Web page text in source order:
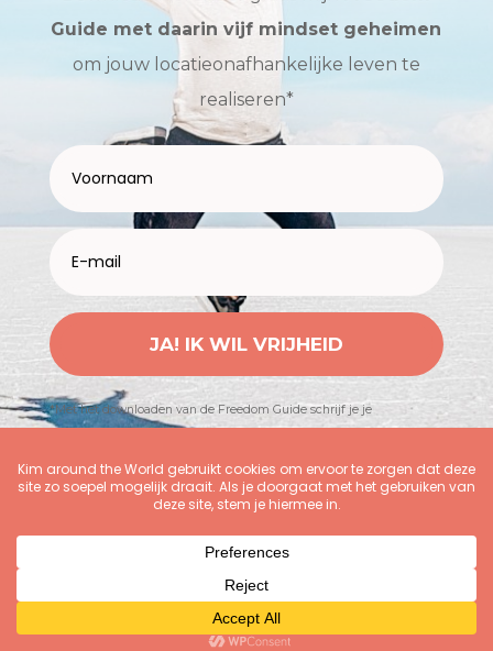
Guide met daarin vijf mindset geheimen
om jouw locatieonafhankelijke leven te
realiseren*
JA! IK WIL VRIJHEID
*Met het downloaden van de Freedom Guide schrijf je je
© 2016-2026Kim Nijmeijer| Kim around the World |
KvK 81120508 | BTW NL003534702B69 |